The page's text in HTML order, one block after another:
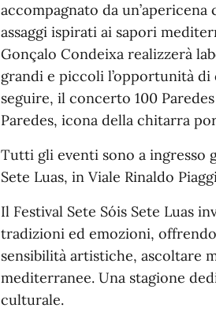
accompagnato da
assaggi ispirati ai sapori
Gonçalo Condeixa realizzerà
grandi e piccoli l’opportunità
seguire, il concerto 100
Paredes, icona della chitarra
Tutti gli eventi sono a ingresso
Sete Luas, in Viale Rinaldo
Il Festival Sete Sóis Sete Luas
tradizioni ed emozioni,
sensibilità artistiche, ascoltare
mediterranee. Una stagione
culturale.